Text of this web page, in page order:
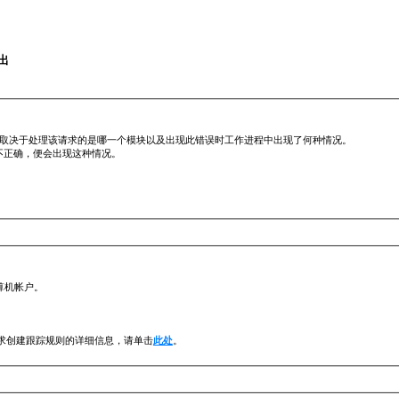
于处理该请求的是哪一个模块以及出现此错误时工作进程中出现了何种情况。
确，便会出现这种情况。
帐户。
创建跟踪规则的详细信息，请单击此处。